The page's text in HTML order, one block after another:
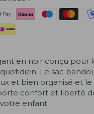
en noir conçu pour
Le sac
et bien organisé et
confort et liberté
enfant.